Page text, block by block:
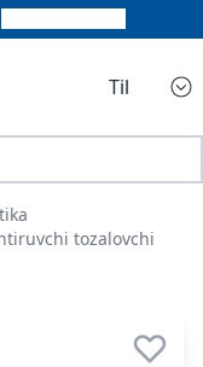
Til
tozalovchi